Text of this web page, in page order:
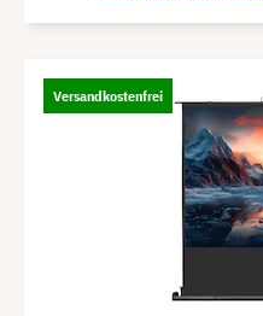
Versandkostenfrei